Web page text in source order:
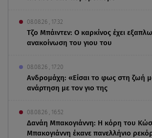
08.08.26 , 17:32
Τζο Μπάιντεν: Ο καρκίνος έχει
ανακοίνωση του γιου του
08.08.26 , 17:20
Ανδρομάχη: «Είσαι το φως στη ζωή
ανάρτηση με τον γιο της
08.08.26 , 16:52
Δανάη Μπακογιάννη: Η κόρη του
Μπακογιάννη έκανε πανελλήνιο